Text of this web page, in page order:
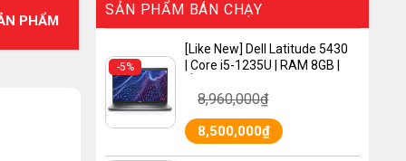
PHẨM
SẢN PHẨM BÁN CHẠY
-5%
[Like New] Dell Latitude 5430
| Core i5-1235U | RAM 8GB |
Xe Graphics | MÀN HÌNH 14.0″
8,500,000₫
8,960,000₫